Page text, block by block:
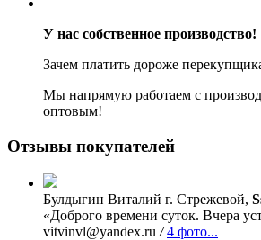
У нас собственное производство!
Зачем платить дороже
Мы напрямую работаем с
оптовым!
Отзывы покупателей
Булдыгин Виталий г. Стрежевой,
«Доброго времени суток. Вчера
vitvinvl@yandex.ru / 4 фото...